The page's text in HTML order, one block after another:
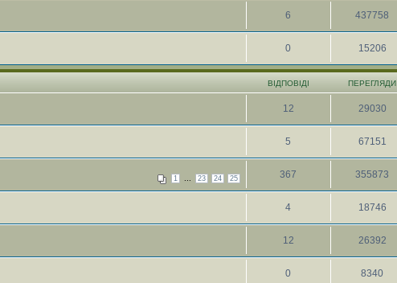
6 437758
0 15206
ВІДПОВІДІ ПЕРЕГЛЯДИ
12 29030
5 67151
1 23 24 25 367 355873
4 18746
12 26392
0 8340